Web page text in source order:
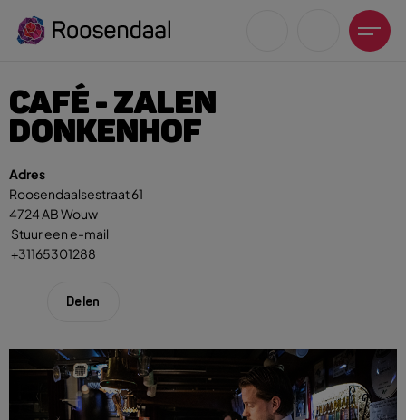
Zoeksuggesties
UITagenda
Wandelen
Winkeltijden en koopzondagen
CAFÉ - ZALEN
DONKENHOF
Adres
Roosendaalsestraat 61
4724 AB Wouw
Stuur een e-mail
+31165301288
Delen